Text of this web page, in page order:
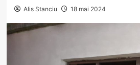
Alis Stanciu 18 mai 2024